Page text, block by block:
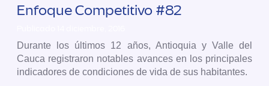
Enfoque Competitivo #82
Durante los últimos 12 años, Antioquia y Valle del
Cauca registraron notables avances en los principales
indicadores de condiciones de vida de sus habitantes.